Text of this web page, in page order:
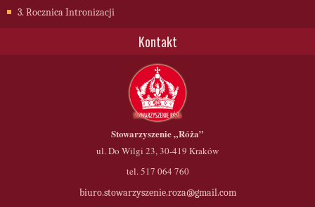
3. Rocznica Intronizacji
Kontakt
Stowarzyszenie„Róża”
ul. Do Wilgi 23, 30-419 Kraków
tel. 517 064 760
biuro.stowarzyszenie.roza@gmail.com